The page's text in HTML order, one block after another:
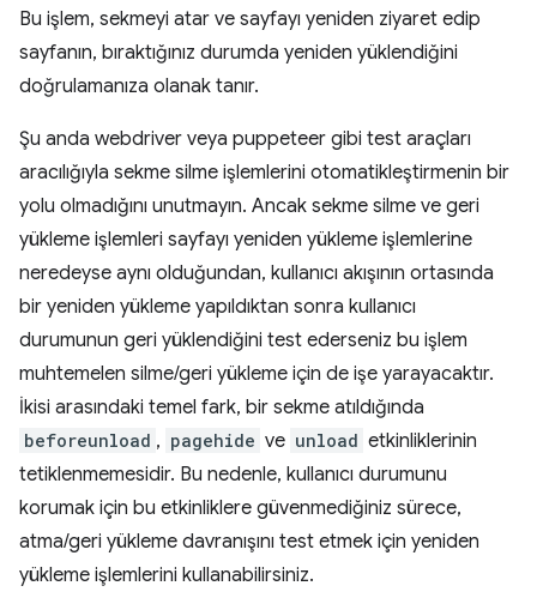
Bu işlem, sekmeyi atar ve sayfayı yeniden ziyaret edip
sayfanın, bıraktığınız durumda yeniden yüklendiğini
doğrulamanıza olanak tanır.
Şu anda webdriver veya puppeteer gibi test araçları
aracılığıyla sekme silme işlemlerini otomatikleştirmenin bir
yolu olmadığını unutmayın. Ancak sekme silme ve geri
yükleme işlemleri sayfayı yeniden yükleme işlemlerine
neredeyse aynı olduğundan, kullanıcı akışının ortasında
bir yeniden yükleme yapıldıktan sonra kullanıcı
durumunun geri yüklendiğini test ederseniz bu işlem
muhtemelen silme/geri yükleme için de işe yarayacaktır.
İkisi arasındaki temel fark, bir sekme atıldığında
beforeunload , pagehide ve unload etkinliklerinin
tetiklenmemesidir. Bu nedenle, kullanıcı durumunu
korumak için bu etkinliklere güvenmediğiniz sürece,
atma/geri yükleme davranışını test etmek için yeniden
yükleme işlemlerini kullanabilirsiniz.